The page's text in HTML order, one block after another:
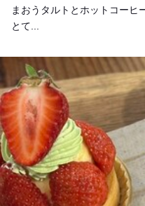
まおうタルトとホットコーヒ
とて...